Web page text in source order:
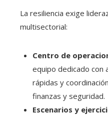
La resiliencia exige
multisectorial:
Centro de
equipo dedicado con
rápidas y
finanzas y seguridad.
Escenarios y